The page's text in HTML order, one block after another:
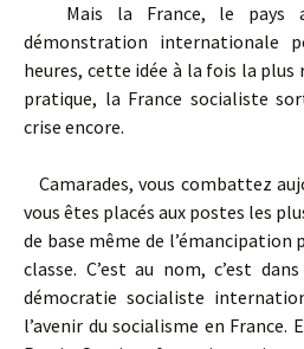
Mais la France, le pays
démonstration internationale
heures, cette idée à la fois la
pratique, la France socialiste
crise encore.
Camarades, vous combattez
vous êtes placés aux postes les
de base même de
classe. C’est au nom, c’est
démocratie socialiste
l’avenir du socialisme en France.